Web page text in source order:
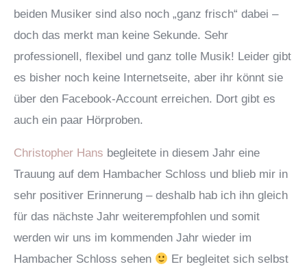
beiden Musiker sind also noch „ganz frisch“ dabei –
doch das merkt man keine Sekunde. Sehr
professionell, flexibel und ganz tolle Musik! Leider gibt
es bisher noch keine Internetseite, aber ihr könnt sie
über den Facebook-Account erreichen. Dort gibt es
auch ein paar Hörproben.
Christopher Hans begleitete in diesem Jahr eine
Trauung auf dem Hambacher Schloss und blieb mir in
sehr positiver Erinnerung – deshalb hab ich ihn gleich
für das nächste Jahr weiterempfohlen und somit
werden wir uns im kommenden Jahr wieder im
Hambacher Schloss sehen
Er begleitet sich selbst